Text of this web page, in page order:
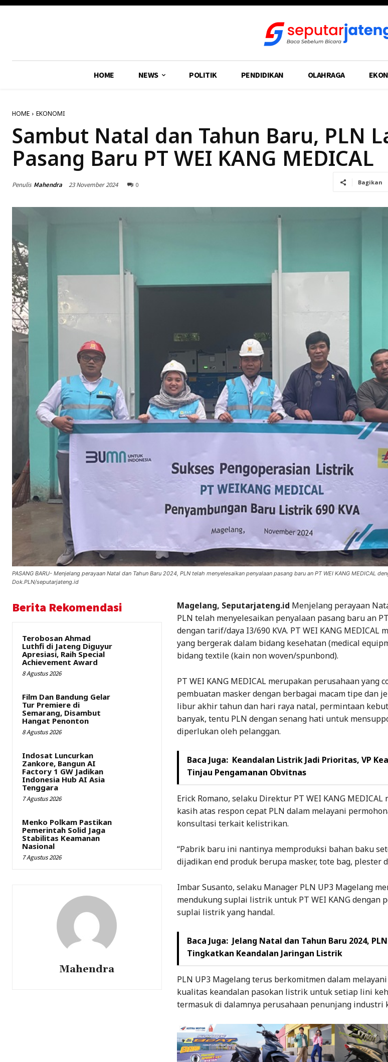
HOME NEWS POLITIK PENDIDIKAN OLAHRAGA
HOME EKONOMI
Sambut Natal dan Tahun Baru, PLN
Pasang Baru PT WEI KANG MEDICAL
Penulis Mahendra 23 November 2024 0 Bagikan
PASANG BARU- Menjelang perayaan Natal dan Tahun Baru 2024, PLN telah menyelesaikan penyalaan pasang baru an PT WEI KANG MEDICAL
Dok.PLN/seputarjateng.id
Berita Rekomendasi
Terobosan Ahmad
Luthfi di Jateng Diguyur
Apresiasi, Raih Special
Achievement Award
8 Agustus 2026
Film Dan Bandung Gelar
Tur Premiere di
Semarang, Disambut
Hangat Penonton
8 Agustus 2026
Indosat Luncurkan
Zankore, Bangun AI
Factory 1 GW Jadikan
Indonesia Hub AI Asia
Tenggara
7 Agustus 2026
Menko Polkam Pastikan
Pemerintah Solid Jaga
Stabilitas Keamanan
Nasional
7 Agustus 2026
Mahendra
Magelang, Seputarjateng.id Menjelang perayaan
PLN telah menyelesaikan penyalaan pasang baru an
dengan tarif/daya I3/690 KVA. PT WEI KANG MEDICAL
yang bergerak dalam bidang kesehatan (medical
bidang textile (kain non woven/spunbond).
PT WEI KANG MEDICAL merupakan perusahaan yang
pembuatan masker dengan berbagai macam tipe dan
libur akhir tahun dan hari raya natal, permintaan
banyak, tentu PLN dengan senang hati untuk
diperlukan oleh pelanggan.
Baca Juga: Keandalan Listrik Jadi Prioritas, VP
Tinjau Pengamanan Obvitnas
Erick Romano, selaku Direktur PT WEI KANG
kasih atas respon cepat PLN dalam melayani
konsultasi terkait kelistrikan.
“Pabrik baru ini nantinya memproduksi bahan baku
dijadikan end produk berupa masker, tote bag, plester
Imbar Susanto, selaku Manager PLN UP3 Magelang
mendukung suplai listrik untuk PT WEI KANG dengan
suplai listrik yang handal.
Baca Juga: Jelang Natal dan Tahun Baru 2024,
Tingkatkan Keandalan Jaringan Listrik
PLN UP3 Magelang terus berkomitmen dalam
kualitas keandalan pasokan listrik untuk setiap lini
termasuk di dalamnya perusahaan penunjang industri